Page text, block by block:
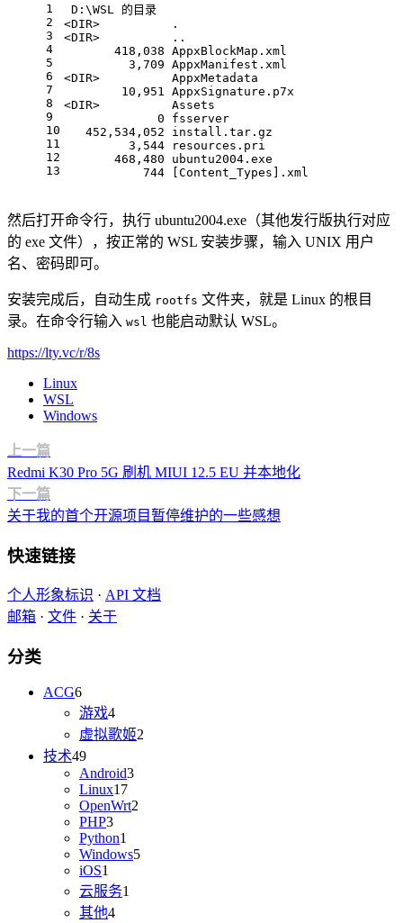
1
2
3
4
5
6
7
8
9
10
11
12
13
D:\WSL 的目录
<DIR>          .
<DIR>          ..
       418,038 AppxBlockMap.xml
         3,709 AppxManifest.xml
<DIR>          AppxMetadata
        10,951 AppxSignature.p7x
<DIR>          Assets
             0 fsserver
   452,534,052 install.tar.gz
         3,544 resources.pri
       468,480 ubuntu2004.exe
           744 [Content_Types].xml
然后打开命令行，执行 ubuntu2004.exe（其他发行版执行对应
的 exe 文件），按正常的 WSL 安装步骤，输入 UNIX 用户
名、密码即可。
安装完成后，自动生成 rootfs 文件夹，就是 Linux 的根目
录。在命令行输入 wsl 也能启动默认 WSL。
https://lty.vc/r/8s
Linux
WSL
Windows
上一篇
Redmi K30 Pro 5G 刷机 MIUI 12.5 EU 并本地化
下一篇
关于我的首个开源项目暂停维护的一些感想
快速链接
个人形象标识 · API 文档
邮箱 · 文件 · 关于
分类
ACG6
游戏4
虚拟歌姬2
技术49
Android3
Linux17
OpenWrt2
PHP3
Python1
Windows5
iOS1
云服务1
其他4